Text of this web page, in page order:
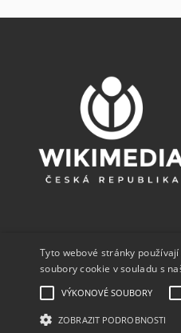
Tyto webové stránky
soubory cookie v souladu s
VÝKONOVÉ SOUBORY
ZOBRAZIT PODROBNOSTI